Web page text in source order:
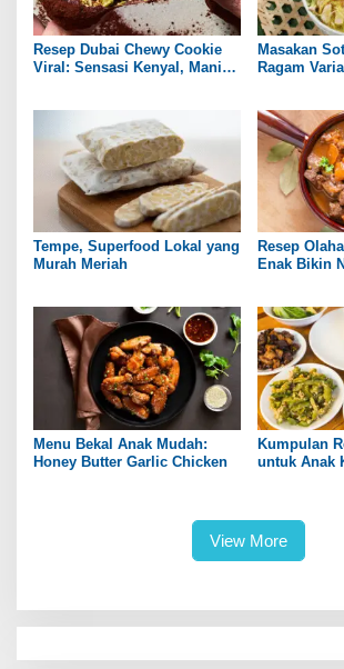
Resep Dubai Chewy Cookie
Viral: Sensasi Kenyal, Manis,
Masakan
Ragam
Tempe, Superfood Lokal yang
Murah Meriah
Resep
Enak Bikin
Menu Bekal Anak Mudah:
Honey Butter Garlic Chicken
Kumpulan
untuk Anak
View More